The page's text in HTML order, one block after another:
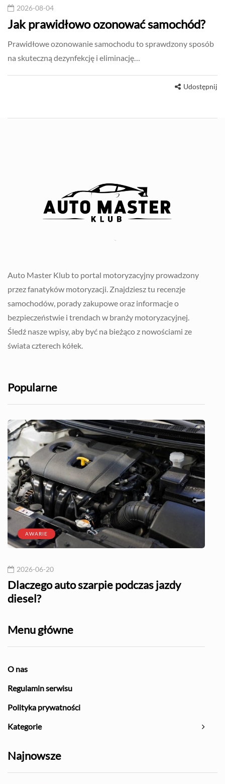
2026-08-04
Jak prawidłowo ozonować samochód?
Prawidłowe ozonowanie samochodu to sprawdzony sposób
na skuteczną dezynfekcję i eliminację…
Udostępnij
Auto Master Klub to portal motoryzacyjny prowadzony
przez fanatyków motoryzacji. Znajdziesz tu recenzje
samochodów, porady zakupowe oraz informacje o
bezpieczeństwie i trendach w branży motoryzacyjnej.
Śledź nasze wpisy, aby być na bieżąco z nowościami ze
świata czterech kółek.
Popularne
AWARIE
2026-06-20
Dlaczego auto szarpie podczas jazdy
diesel?
Menu główne
O nas
Regulamin serwisu
Polityka prywatności
Kategorie
Najnowsze